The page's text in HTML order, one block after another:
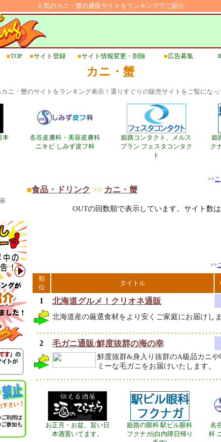
人気のカニ・蟹の通販サイトをランキングでご紹介
■TOP ■サイト登録 ■サイト情報変更・削除 ■広告募集
カニ・蟹
カニ・蟹のサイトをランキング表示！選りすぐりの販売サイトをご覧になっ
本
名谷皮膚科・美容皮膚科
ニキビ しみず皮フ科
姫路コンタクト、メルス
プラン フェスタコンタク
ト
姫
ク
>>
■食品・ドリンク >> カニ・蟹
OUTの回数順で表示しています。サイト数は
>>
順
位
タイトル
1 北海道グルメ！クリオネ通販
北海道産の厳選食材をより安くご家庭にお届けし
2 毛ガニ通販/鮮度抜群の海の幸
鮮度抜群&身入り抜群のA級品カニ
ミーな毛ガニをお届けいたします。
お正月・お盆、旨い日
本酒置いてます。
姫路の眼科 駅ビル眼科
フクナガ(白内障日帰り
名
科